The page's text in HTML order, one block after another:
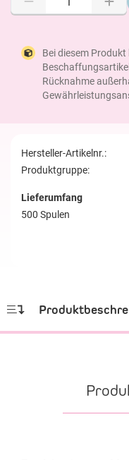
Bei diesem
Rücknahme
Hersteller-Artikelnr.:
Produktgruppe:
Lieferumfang
500 Spulen